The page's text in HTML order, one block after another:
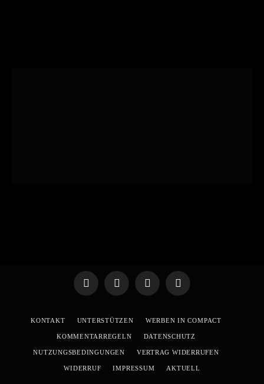
TelegramWhatsApp
X
YouTube
KONTAKT UNTERSTÜTZEN WERBEN IN COMPACT
KOMMENTARREGELN DATENSCHUTZ
NUTZUNGSBEDINGUNGEN VERTRAG WIDERRUFEN
WIDERRUF IMPRESSUM AKTUELL